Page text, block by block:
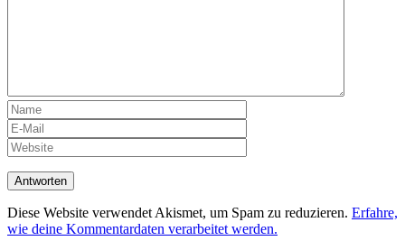
Diese Website verwendet Akismet, um Spam zu reduzieren. Erfahre,
wie deine Kommentardaten verarbeitet werden.